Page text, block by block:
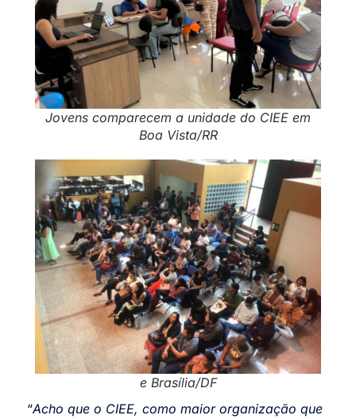
Jovens comparecem a unidade do CIEE em
Boa Vista/RR
e Brasília/DF
“Acho que o CIEE, como maior organização que